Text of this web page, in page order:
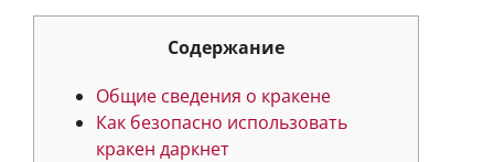
Содержание
Общие сведения о кракене
Как безопасно использовать
кракен даркнет